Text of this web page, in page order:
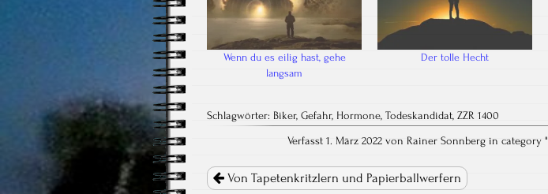
Wenn du es eilig hast, gehe
langsam
Der tolle Hecht
Schlagwörter: Biker, Gefahr, Hormone, Todeskandidat, ZZR 1400
Verfasst 1. März 2022 von Rainer Sonnberg in category "
navigation
Von Tapetenkritzlern und Papierballwerfern